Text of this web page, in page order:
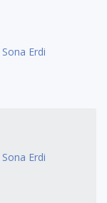
Sona Erdi
Sona Erdi